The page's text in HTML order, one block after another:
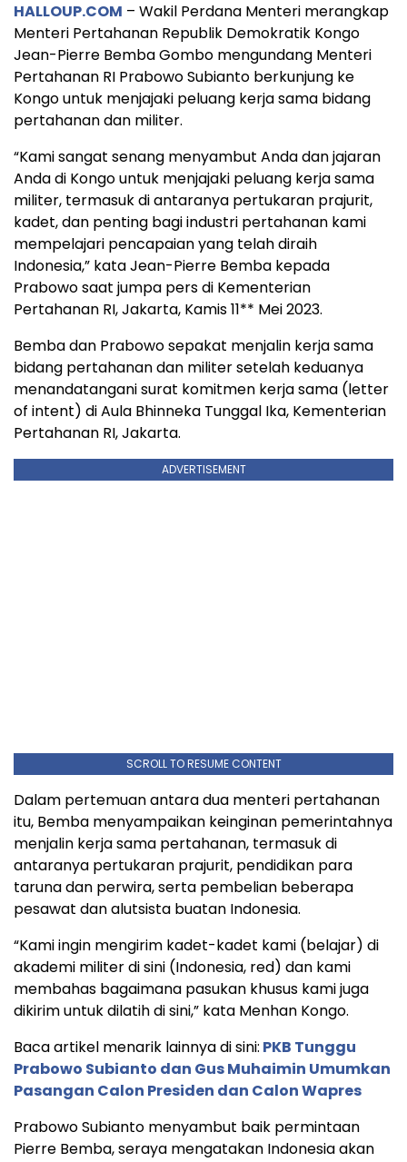
HALLOUP.COM – Wakil Perdana Menteri merangkap
Menteri Pertahanan Republik Demokratik Kongo
Jean-Pierre Bemba Gombo mengundang Menteri
Pertahanan RI Prabowo Subianto berkunjung ke
Kongo untuk menjajaki peluang kerja sama bidang
pertahanan dan militer.
“Kami sangat senang menyambut Anda dan jajaran
Anda di Kongo untuk menjajaki peluang kerja sama
militer, termasuk di antaranya pertukaran prajurit,
kadet, dan penting bagi industri pertahanan kami
mempelajari pencapaian yang telah diraih
Indonesia,” kata Jean-Pierre Bemba kepada
Prabowo saat jumpa pers di Kementerian
Pertahanan RI, Jakarta, Kamis 11** Mei 2023.
Bemba dan Prabowo sepakat menjalin kerja sama
bidang pertahanan dan militer setelah keduanya
menandatangani surat komitmen kerja sama (letter
of intent) di Aula Bhinneka Tunggal Ika, Kementerian
Pertahanan RI, Jakarta.
ADVERTISEMENT
SCROLL TO RESUME CONTENT
Dalam pertemuan antara dua menteri pertahanan
itu, Bemba menyampaikan keinginan pemerintahnya
menjalin kerja sama pertahanan, termasuk di
antaranya pertukaran prajurit, pendidikan para
taruna dan perwira, serta pembelian beberapa
pesawat dan alutsista buatan Indonesia.
“Kami ingin mengirim kadet-kadet kami (belajar) di
akademi militer di sini (Indonesia, red) dan kami
membahas bagaimana pasukan khusus kami juga
dikirim untuk dilatih di sini,” kata Menhan Kongo.
Baca artikel menarik lainnya di sini: PKB Tunggu
Prabowo Subianto dan Gus Muhaimin Umumkan
Pasangan Calon Presiden dan Calon Wapres
Prabowo Subianto menyambut baik permintaan
Pierre Bemba, seraya mengatakan Indonesia akan